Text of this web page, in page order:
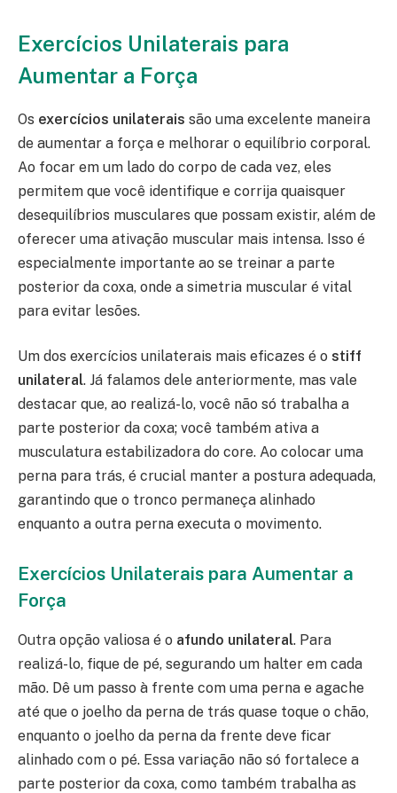
Exercícios Unilaterais para
Aumentar a Força
Os exercícios unilaterais são uma excelente maneira
de aumentar a força e melhorar o equilíbrio corporal.
Ao focar em um lado do corpo de cada vez, eles
permitem que você identifique e corrija quaisquer
desequilíbrios musculares que possam existir, além de
oferecer uma ativação muscular mais intensa. Isso é
especialmente importante ao se treinar a parte
posterior da coxa, onde a simetria muscular é vital
para evitar lesões.
Um dos exercícios unilaterais mais eficazes é o stiff
unilateral. Já falamos dele anteriormente, mas vale
destacar que, ao realizá-lo, você não só trabalha a
parte posterior da coxa; você também ativa a
musculatura estabilizadora do core. Ao colocar uma
perna para trás, é crucial manter a postura adequada,
garantindo que o tronco permaneça alinhado
enquanto a outra perna executa o movimento.
Exercícios Unilaterais para Aumentar a
Força
Outra opção valiosa é o afundo unilateral. Para
realizá-lo, fique de pé, segurando um halter em cada
mão. Dê um passo à frente com uma perna e agache
até que o joelho da perna de trás quase toque o chão,
enquanto o joelho da perna da frente deve ficar
alinhado com o pé. Essa variação não só fortalece a
parte posterior da coxa, como também trabalha as